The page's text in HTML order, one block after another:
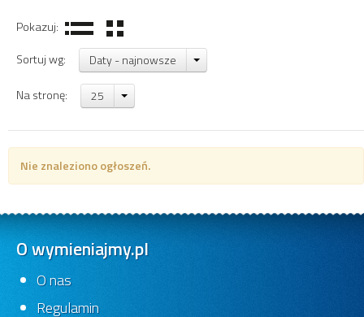
Pokazuj:
Sortuj wg:
Daty - najnowsze
Na stronę: 25
Nie znaleziono ogłoszeń.
O wymieniajmy.pl
O nas
Regulamin